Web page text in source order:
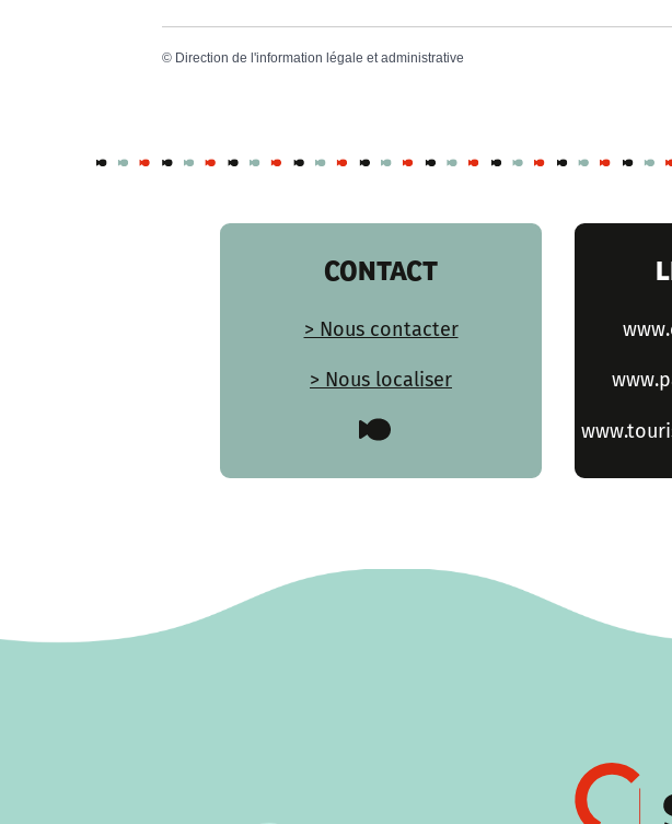
© Direction de l'information légale et administrative
CONTACT
> Nous contacter
> Nous localiser